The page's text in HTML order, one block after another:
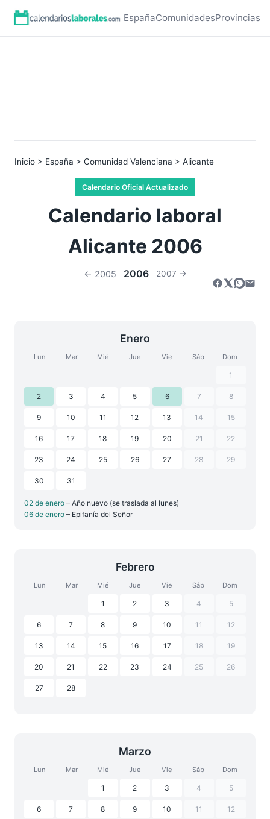
EspañaComunidadesProvincias
Inicio > España > Comunidad Valenciana > Alicante
Calendario Oficial Actualizado
Calendario laboral
Alicante 2006
← 2005 2006 2007 →
Enero
Lun Mar Mié Jue Vie Sáb Dom
1
2 3 4 5 6 7 8
9 10 11 12 13 14 15
16 17 18 19 20 21 22
23 24 25 26 27 28 29
30 31
02 de enero – Año nuevo (se traslada al lunes)
06 de enero – Epifanía del Señor
Febrero
Lun Mar Mié Jue Vie Sáb Dom
1 2 3 4 5
6 7 8 9 10 11 12
13 14 15 16 17 18 19
20 21 22 23 24 25 26
27 28
Marzo
Lun Mar Mié Jue Vie Sáb Dom
1 2 3 4 5
6 7 8 9 10 11 12